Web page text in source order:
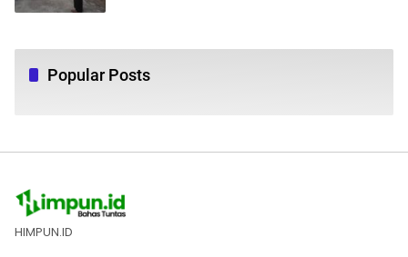
Popular Posts
HIMPUN.ID